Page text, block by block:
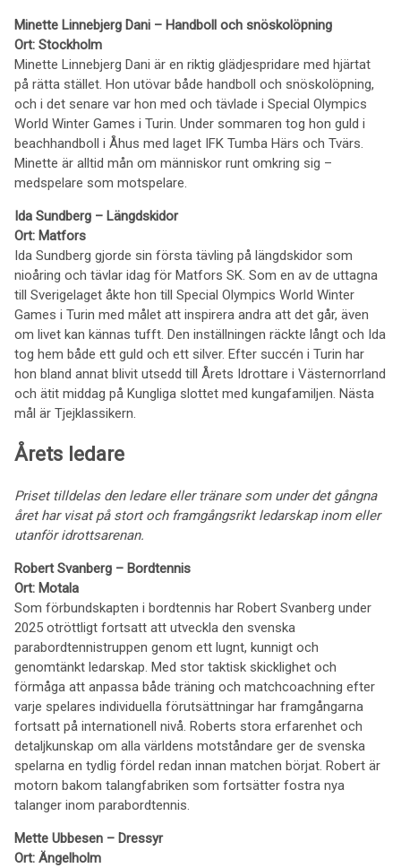
Minette Linnebjerg Dani – Handboll och snöskolöpning
Ort: Stockholm
Minette Linnebjerg Dani är en riktig glädjespridare med hjärtat
på rätta stället. Hon utövar både handboll och snöskolöpning,
och i det senare var hon med och tävlade i Special Olympics
World Winter Games i Turin. Under sommaren tog hon guld i
beachhandboll i Åhus med laget IFK Tumba Härs och Tvärs.
Minette är alltid mån om människor runt omkring sig –
medspelare som motspelare.
Ida Sundberg – Längdskidor
Ort: Matfors
Ida Sundberg gjorde sin första tävling på längdskidor som
nioåring och tävlar idag för Matfors SK. Som en av de uttagna
till Sverigelaget åkte hon till Special Olympics World Winter
Games i Turin med målet att inspirera andra att det går, även
om livet kan kännas tufft. Den inställningen räckte långt och Ida
tog hem både ett guld och ett silver. Efter succén i Turin har
hon bland annat blivit utsedd till Årets Idrottare i Västernorrland
och ätit middag på Kungliga slottet med kungafamiljen. Nästa
mål är Tjejklassikern.
Årets ledare
Priset tilldelas den ledare eller tränare som under det gångna
året har visat på stort och framgångsrikt ledarskap inom eller
utanför idrottsarenan.
Robert Svanberg – Bordtennis
Ort: Motala
Som förbundskapten i bordtennis har Robert Svanberg under
2025 otröttligt fortsatt att utveckla den svenska
parabordtennistruppen genom ett lugnt, kunnigt och
genomtänkt ledarskap. Med stor taktisk skicklighet och
förmåga att anpassa både träning och matchcoachning efter
varje spelares individuella förutsättningar har framgångarna
fortsatt på internationell nivå. Roberts stora erfarenhet och
detaljkunskap om alla världens motståndare ger de svenska
spelarna en tydlig fördel redan innan matchen börjat. Robert är
motorn bakom talangfabriken som fortsätter fostra nya
talanger inom parabordtennis.
Mette Ubbesen – Dressyr
Ort: Ängelholm